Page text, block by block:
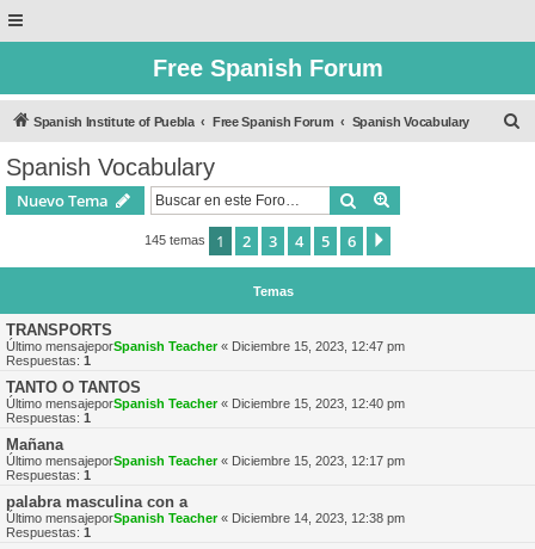
Free Spanish Forum
Spanish Institute of Puebla Free Spanish Forum Spanish Vocabulary
Spanish Vocabulary
Nuevo Tema Buscar
145 temas 1 2 3 4 5 6
Temas
TRANSPORTS
Último mensajeporSpanish Teacher« Diciembre 15, 2023, 12:47 pm
Respuestas: 1
TANTO O TANTOS
Último mensajeporSpanish Teacher« Diciembre 15, 2023, 12:40 pm
Respuestas: 1
Mañana
Último mensajeporSpanish Teacher« Diciembre 15, 2023, 12:17 pm
Respuestas: 1
palabra masculina con a
Último mensajeporSpanish Teacher« Diciembre 14, 2023, 12:38 pm
Respuestas: 1